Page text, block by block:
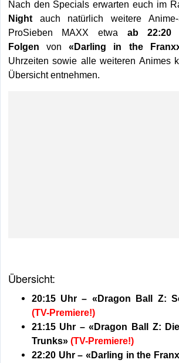
Nach den Specials erwarten euch im
Night auch natürlich weitere
ProSieben MAXX etwa ab 22:20
Folgen von «Darling in the
Uhrzeiten sowie alle weiteren Animes
Übersicht entnehmen.
Übersicht:
20:15 Uhr – «Dragon Ball Z:
(TV-Premiere!)
21:15 Uhr – «Dragon Ball Z:
Trunks» (TV-Premiere!)
22:20 Uhr – «Darling in the